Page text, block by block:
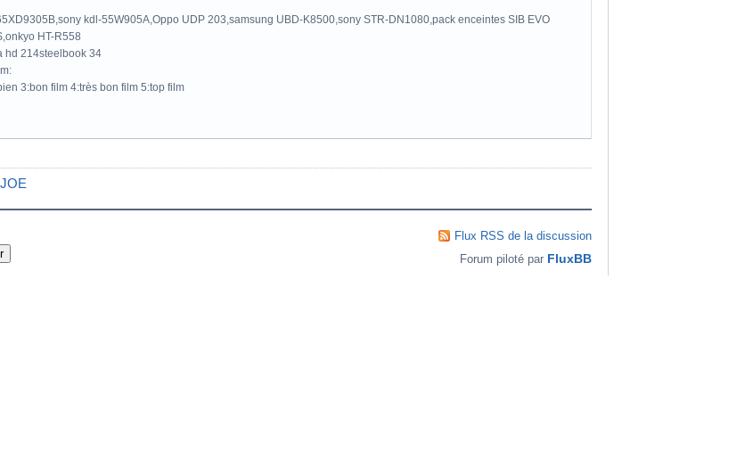
kdl-55W905A,Oppo UDP 203,samsung UBD-K8500,sony STR-DN1080,pack enceintes SIB EVO
HT-R558
hd 214steelbook 34
3:bon film 4:très bon film 5:top film
Flux RSS de la discussion
Forum piloté par FluxBB